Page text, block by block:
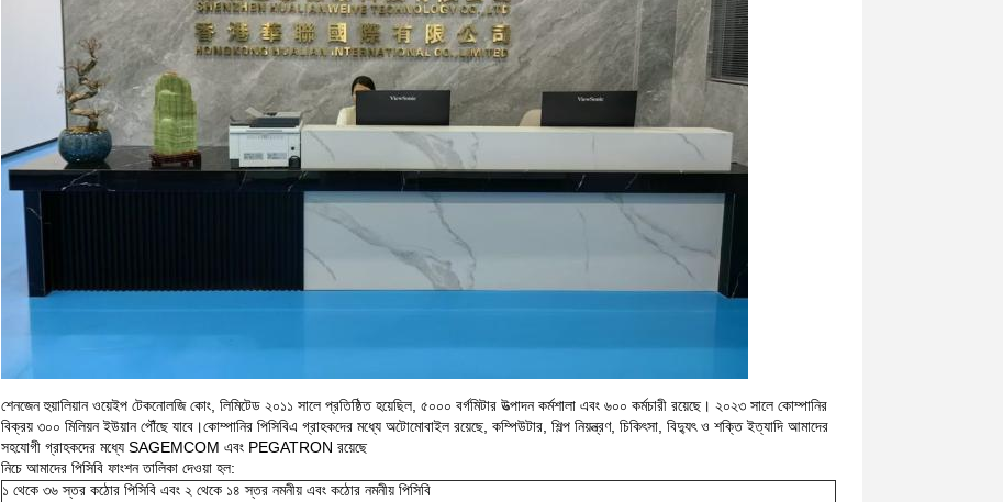
শেনজেন হুয়ালিয়ান ওয়েইপ টেকনোলজি কোং, লিমিটেড ২০১১ সালে প্রতিষ্ঠিত হয়েছিল, ৫০০০ বর্গমিটার উত্পাদন কর্মশালা এবং ৬০০ কর্মচারী রয়েছে। ২০২৩ সালে কোম্পানির
বিক্রয় ৩০০ মিলিয়ন ইউয়ান পৌঁছে যাবে।কোম্পানির পিসিবিএ গ্রাহকদের মধ্যে অটোমোবাইল রয়েছে, কম্পিউটার, শিল্প নিয়ন্ত্রণ, চিকিৎসা, বিদ্যুৎ ও শক্তি ইত্যাদি আমাদের
সহযোগী গ্রাহকদের মধ্যে SAGEMCOM এবং PEGATRON রয়েছে
নিচে আমাদের পিসিবি ফাংশন তালিকা দেওয়া হল:
১ থেকে ৩৬ স্তর কঠোর পিসিবি এবং ২ থেকে ১৪ স্তর নমনীয় এবং কঠোর নমনীয় পিসিবি